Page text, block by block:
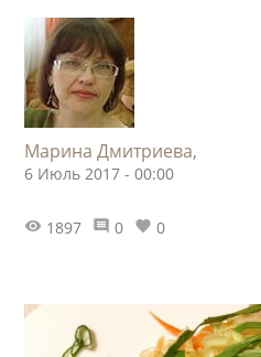
Марина Дмитриева,
6 Июль 2017 - 00:00
1897 0 0